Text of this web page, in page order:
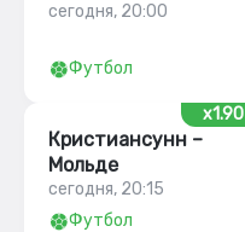
сегодня, 20:00
Футбол
x1.90
Кристиансунн –
Мольде
сегодня, 20:15
Футбол